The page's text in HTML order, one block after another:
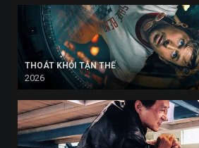
THOÁT KHỎI TẬN THẾ
2026